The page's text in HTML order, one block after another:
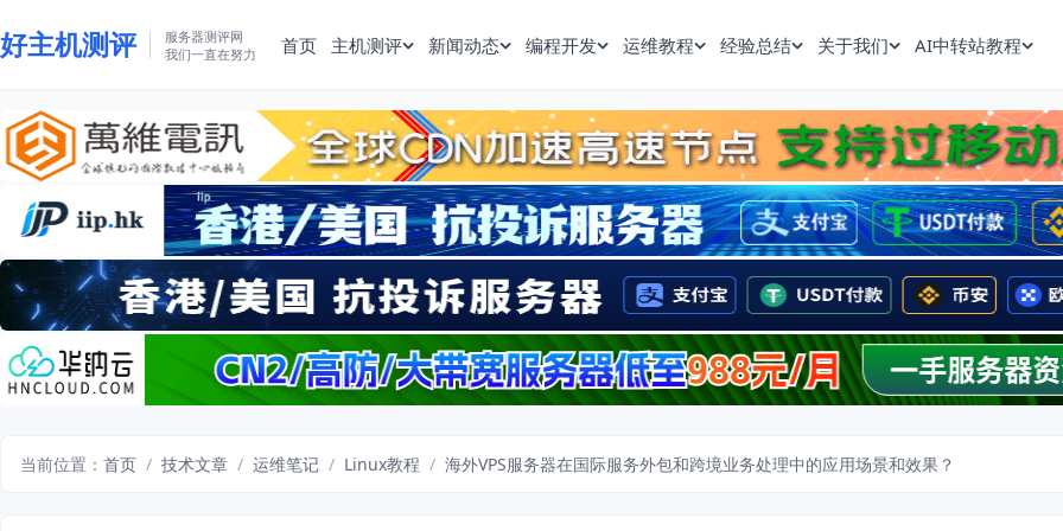
好主机测评
服务器测评网
我们一直在努力
首页 主机测评 新闻动态 编程开发 运维教程 经验总结 关于我们 AI中转站教程
当前位置： 首页 / 技术文章 / 运维笔记 / Linux教程 / 海外VPS服务器在国际服务外包和跨境业务处理中的应用场景和效果？